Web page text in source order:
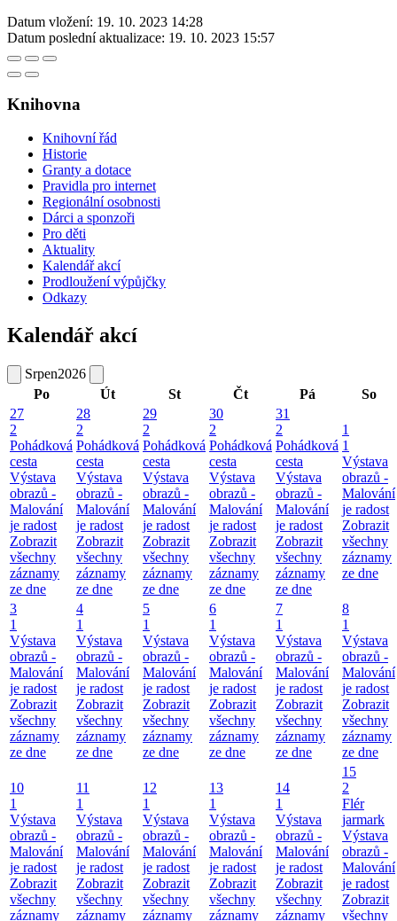
Datum vložení: 19. 10. 2023 14:28
Datum poslední aktualizace: 19. 10. 2023 15:57
Knihovna
Knihovní řád
Historie
Granty a dotace
Pravidla pro internet
Regionální osobnosti
Dárci a sponzoři
Pro děti
Aktuality
Kalendář akcí
Prodloužení výpůjčky
Odkazy
Kalendář akcí
Srpen2026
Po
Út St Čt Pá
So
27
2
Pohádková
cesta
Výstava
obrazů -
Malování
je radost
Zobrazit
všechny
záznamy
ze dne
28
2
Pohádková
cesta
Výstava
obrazů -
Malování
je radost
Zobrazit
všechny
záznamy
ze dne
29
2
Pohádková
cesta
Výstava
obrazů -
Malování
je radost
Zobrazit
všechny
záznamy
ze dne
30
2
Pohádková
cesta
Výstava
obrazů -
Malování
je radost
Zobrazit
všechny
záznamy
ze dne
31
2
Pohádková
cesta
Výstava
obrazů -
Malování
je radost
Zobrazit
všechny
záznamy
ze dne
1
1
Výstava
obrazů -
Malování
je radost
Zobrazit
všechny
záznamy
ze dne
3
1
Výstava
obrazů -
Malování
je radost
Zobrazit
všechny
záznamy
ze dne
4
1
Výstava
obrazů -
Malování
je radost
Zobrazit
všechny
záznamy
ze dne
5
1
Výstava
obrazů -
Malování
je radost
Zobrazit
všechny
záznamy
ze dne
6
1
Výstava
obrazů -
Malování
je radost
Zobrazit
všechny
záznamy
ze dne
7
1
Výstava
obrazů -
Malování
je radost
Zobrazit
všechny
záznamy
ze dne
8
1
Výstava
obrazů -
Malování
je radost
Zobrazit
všechny
záznamy
ze dne
10
1
Výstava
obrazů -
Malování
je radost
Zobrazit
všechny
záznamy
11
1
Výstava
obrazů -
Malování
je radost
Zobrazit
všechny
záznamy
12
1
Výstava
obrazů -
Malování
je radost
Zobrazit
všechny
záznamy
13
1
Výstava
obrazů -
Malování
je radost
Zobrazit
všechny
záznamy
14
1
Výstava
obrazů -
Malování
je radost
Zobrazit
všechny
záznamy
15
2
Flér
jarmark
Výstava
obrazů -
Malování
je radost
Zobrazit
všechny